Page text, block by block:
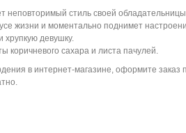
стиль своей
жизни и моментально поднимет
девушку.
коричневого сахара и листа пачулей.
в интернет-магазине, оформите